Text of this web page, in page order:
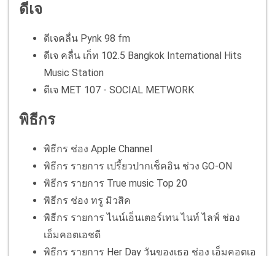
ดีเจ
ดีเจคลื่น Pynk 98 fm
ดีเจ คลื่น เก็ท 102.5 Bangkok International Hits
Music Station
ดีเจ MET 107 - SOCIAL METWORK
พิธีกร
พิธีกร ช่อง Apple Channel
พิธีกร รายการ เปรี้ยวปากเช็คอิน ช่วง GO-ON
พิธีกร รายการ True music Top 20
พิธีกร ช่อง ทรู มิวสิค
พิธีกร รายการ ไนน์เอ็นเตอร์เทน ไนท์ ไลฟ์ ช่อง
เอ็มคอตเอชดี
พิธีกร รายการ Her Day วันของเธอ ช่อง เอ็มคอตเอ